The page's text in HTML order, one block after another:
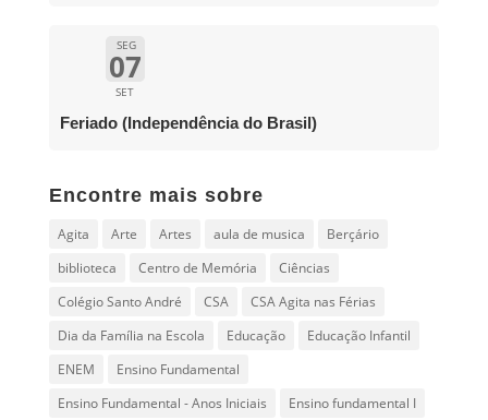
SEG
07
SET
Feriado (Independência do Brasil)
Encontre mais sobre
Agita Arte Artes aula de musica
Berçário
biblioteca
Centro de Memória
Ciências
Colégio Santo André
CSA
CSA Agita nas Férias
Dia da Família na Escola
Educação
Educação Infantil
ENEM
Ensino Fundamental
Ensino Fundamental - Anos Iniciais
Ensino fundamental I